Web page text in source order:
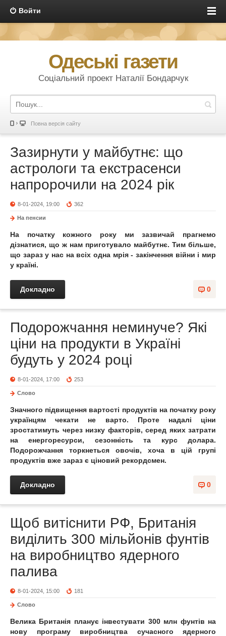
Войти
Одеські газети
Соціальний проект Наталії Бондарчук
Повна версія сайту
Зазирнути у майбутнє: що
астрологи та екстрасенси
напророчили на 2024 рік
8-01-2024, 19:00 362
На пенсии
На початку кожного року ми зазвичай прагнемо
дізнатися, що ж нам приготувало майбутнє. Тим більше,
що зараз у нас на всіх одна мрія - закінчення війни і мир
у країні.
0
Докладно
Подорожчання неминуче? Які
ціни на продукти в Україні
будуть у 2024 році
8-01-2024, 17:00 253
Слово
Значного підвищення вартості продуктів на початку року
українцям чекати не варто. Проте надалі ціни
зростатимуть через низку факторів, серед яких затрати
на енергоресурси, сезонність та курс долара.
Подорожчання торкнеться овочів, хоча в цій групі
продуктів вже зараз є ціновий рекордсмен.
0
Докладно
Щоб витіснити РФ, Британія
виділить 300 мільйонів фунтів
на виробництво ядерного
палива
8-01-2024, 15:00 181
Слово
Велика Британія планує інвестувати 300 млн фунтів на
нову програму виробництва сучасного ядерного